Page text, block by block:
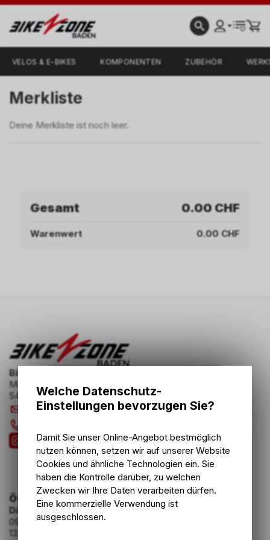
VELOS & E-BIKES KOMPONENTEN ZUBEHÖR
Merkliste
Deine Merkliste ist noch leer.
Gesamt 0.00 CHF
Warenwert 0.00 CHF
Bike Zone AG
Mellingerstrasse 58
5400 Baden
info@bikezone.ch
Öffnungszeiten
Dienstag - Freitag
09:00 - 12:00 Uhr
13:30 - 18:30 Uhr
Welche Datenschutz-
Einstellungen bevorzugen Sie?
Damit Sie unser Online-Angebot bestmöglich
nutzen können, setzen wir auf unserer Website
Cookies und ähnliche Technologien ein. Sie
haben die Kontrolle darüber, zu welchen
Zwecken wir Ihre Daten verarbeiten dürfen.
Eine kommerzielle Verwendung ist
ausgeschlossen.